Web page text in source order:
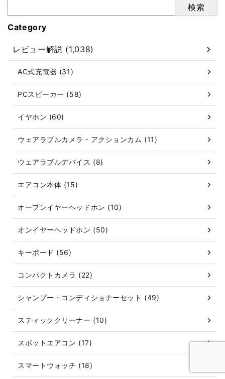
検索
Category
レビュー解説 (1,038)
AC式充電器 (31)
PCスピーカー (58)
イヤホン (60)
ウェアラブルカメラ・アクションカム (11)
ウェアラブルデバイス (8)
エアコン本体 (15)
オープンイヤーヘッドホン (10)
オンイヤーヘッドホン (50)
キーボード (56)
コンパクトカメラ (22)
シャンプー・コンディショナーセット (49)
スティッククリーナー (10)
スポットエアコン (17)
スマートウォッチ (18)